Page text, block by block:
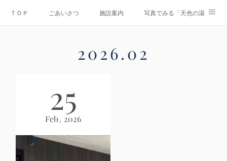
ＴＯＰ ごあいさつ 施設案内 写真でみる「天色の湯」
2026.02
25
Feb 2026